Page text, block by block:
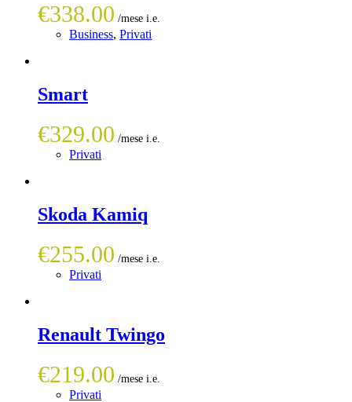
€338.00
Business, Privati
Smart
€329.00
Privati
Skoda Kamiq
€255.00
Privati
Renault Twingo
€219.00
Privati